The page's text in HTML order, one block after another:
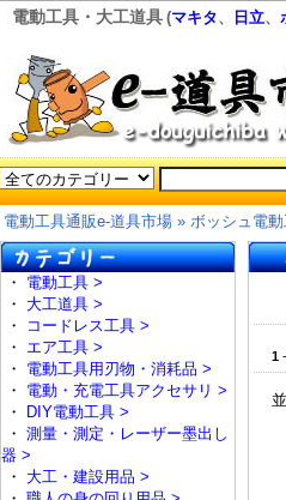
電動工具・大工道具 (マキタ、 日立、
電動工具通販e-道具市場 » ボッシュ電
・ 電動工具 >
・ 大工道具 >
・
コードレス工具 >
・ エア工具 >
・ 電動工具用刃物・消耗品 >
・ 電動・充電工具アクセサリ >
・
DIY電動工具 >
・ 測量・測定・レーザー墨出し
器 >
・ 大工・建設用品 >
1 -